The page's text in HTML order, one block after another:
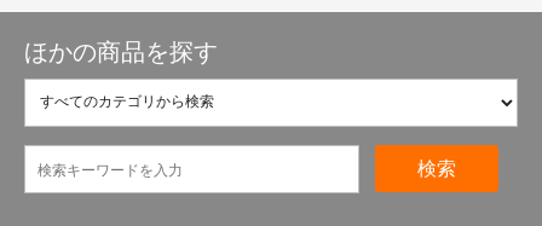
ほかの商品を探す
検索